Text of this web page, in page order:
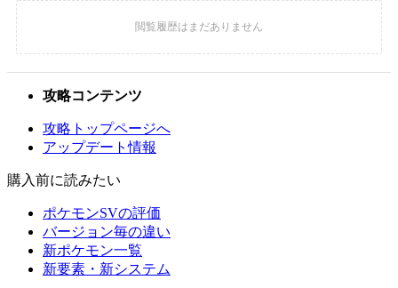
攻略コンテンツ
攻略トップページへ
アップデート情報
購入前に読みたい
ポケモンSVの評価
バージョン毎の違い
新ポケモン一覧
新要素・新システム